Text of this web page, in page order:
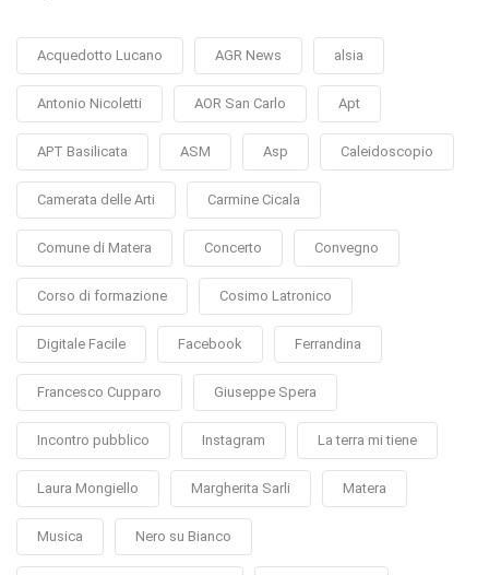
Acquedotto Lucano AGR News alsia
Antonio Nicoletti AOR San Carlo Apt
APT Basilicata ASM Asp Caleidoscopio
Camerata delle Arti Carmine Cicala
Comune di Matera Concerto Convegno
Corso di formazione Cosimo Latronico
Digitale Facile Facebook Ferrandina
Francesco Cupparo Giuseppe Spera
Incontro pubblico Instagram La terra mi tiene
Laura Mongiello Margherita Sarli Matera
Musica Nero su Bianco